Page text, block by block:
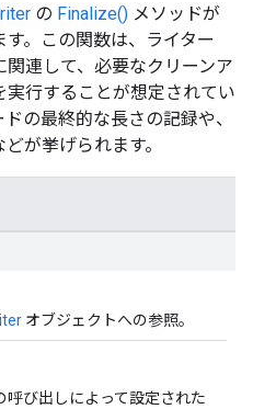
の Finalize() メソッドが
。この関数は、ライター
連して、必要なクリーンア
実行することが想定されてい
の最終的な長さの記録や、
が挙げられます。
オブジェクトへの参照。
呼び出しによって設定された